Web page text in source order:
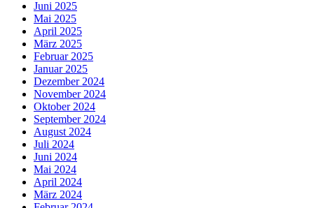
Juni 2025
Mai 2025
April 2025
März 2025
Februar 2025
Januar 2025
Dezember 2024
November 2024
Oktober 2024
September 2024
August 2024
Juli 2024
Juni 2024
Mai 2024
April 2024
März 2024